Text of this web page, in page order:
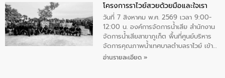
ทองคำและประกาศเกียรติคุณให้แก่ กำนัน
ผู้ใหญ่บ้านยอดเยี่ยม พร้อมกล่าวชื่นชม ให้
โอวาท และมอบนโยบาย
โครงการราไวย์สวยด้วยมือและใจเรา
วันที่ 7 สิงหาคม พ.ศ. 2569 เวลา 9:00-
12:00 น. องค์การจัดการน้ำเสีย สำนักงาน
จัดการน้ำเสียสาขาภูเก็ต พื้นที่ศูนย์บริหาร
จัดการคุณภาพน้ำเทศบาลตำบลราไวย์ เข้า
ร่วมโครงการราไวย์สวยด้วยมือและใจเรา
อ่านรายละเอียด »